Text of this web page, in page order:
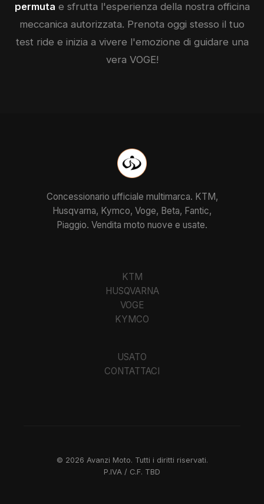
permuta e sfrutta l'esperienza della nostra officina
meccanica autorizzata. Prenota oggi stesso il tuo
test ride e inizia a vivere l'emozione di guidare una
vera VOGE!
Concessionario ufficiale multimarca. KTM,
Husqvarna, Kymco, Voge, Beta, Fantic,
Piaggio. Vendita moto nuove e usate.
KTM
HUSQVARNA
VOGE
KYMCO
USATO
CONTATTACI
© 2026 Avanzi Moto. Tutti i diritti riservati.
P.IVA / C.F. TBD